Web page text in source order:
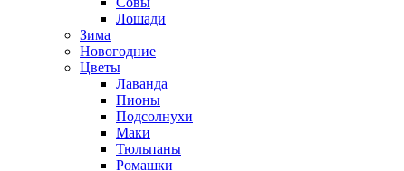
Лошади
Зима
Новогодние
Цветы
Лаванда
Пионы
Подсолнухи
Маки
Тюльпаны
Ромашки